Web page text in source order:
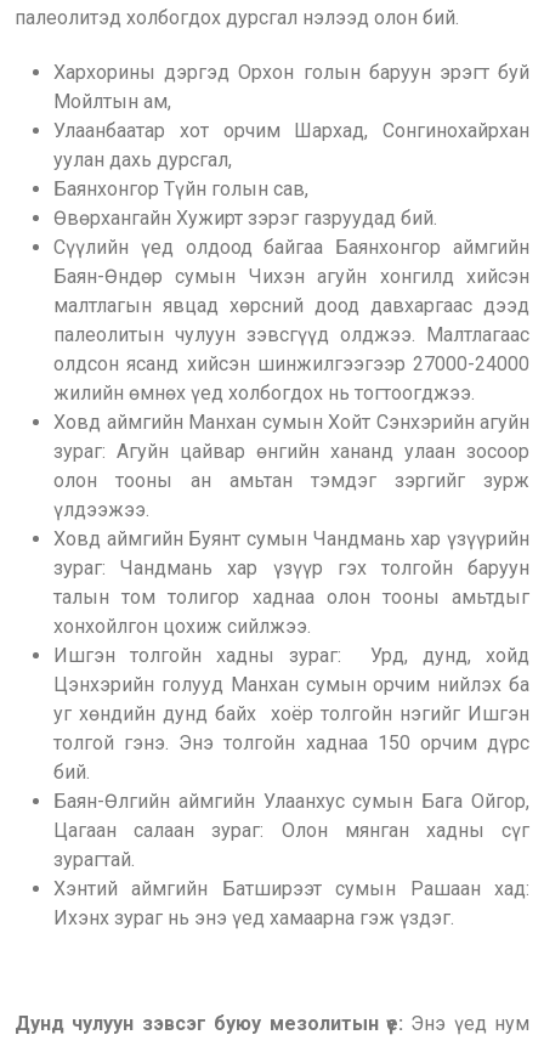
палеолитэд холбогдох дурсгал нэлээд олон бий.
Хархорины дэргэд Орхон голын баруун эрэгт буй
Мойлтын ам,
Улаанбаатар хот орчим Шархад, Сонгинохайрхан
уулан дахь дурсгал,
Баянхонгор Түйн голын сав,
Өвөрхангайн Хужирт зэрэг газруудад бий.
Сүүлийн үед олдоод байгаа Баянхонгор аймгийн
Баян-Өндөр сумын Чихэн агуйн хонгилд хийсэн
малтлагын явцад хөрсний доод давхаргаас дээд
палеолитын чулуун зэвсгүүд олджээ. Малтлагаас
олдсон ясанд хийсэн шинжилгээгээр 27000-24000
жилийн өмнөх үед холбогдох нь тогтоогджээ.
Ховд аймгийн Манхан сумын Хойт Сэнхэрийн агуйн
зураг: Агуйн цайвар өнгийн хананд улаан зосоор
олон тооны ан амьтан тэмдэг зэргийг зурж
үлдээжээ.
Ховд аймгийн Буянт сумын Чандмань хар үзүүрийн
зураг: Чандмань хар үзүүр гэх толгойн баруун
талын том толигор хаднаа олон тооны амьтдыг
хонхойлгон цохиж сийлжээ.
Ишгэн толгойн хадны зураг: Урд, дунд, хойд
Цэнхэрийн голууд Манхан сумын орчим нийлэх ба
уг хөндийн дунд байх хоёр толгойн нэгийг Ишгэн
толгой гэнэ. Энэ толгойн хаднаа 150 орчим дүрс
бий.
Баян-Өлгийн аймгийн Улаанхус сумын Бага Ойгор,
Цагаан салаан зураг: Олон мянган хадны сүг
зурагтай.
Хэнтий аймгийн Батширээт сумын Рашаан хад:
Ихэнх зураг нь энэ үед хамаарна гэж үздэг.
Дунд чулуун зэвсэг буюу мезолитын үе: Энэ үед нум